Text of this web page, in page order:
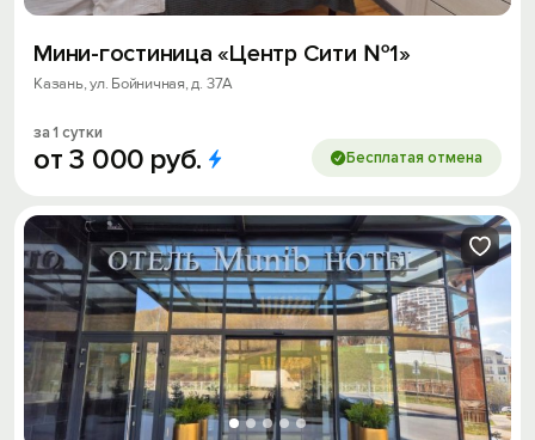
Мини-гостиница «Центр Сити №1»
Казань, ул. Бойничная, д. 37А
за 1 сутки
от3 000 руб. Бесплатая отмена